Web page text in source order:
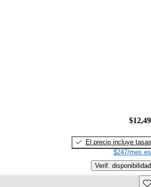
El precio incluye tasas
$247/mes
Verif. disponibilidad